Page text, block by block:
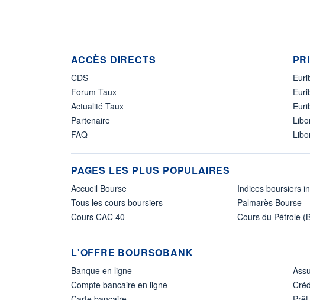
ACCÈS DIRECTS
CDS
Forum Taux
Actualité Taux
Partenaire
FAQ
PAGES LES PLUS POPULAIRES
Accueil Bourse
Tous les cours boursiers
Cours CAC 40
Indices boursiers
Palmarès Bourse
Cours du Pétrole
L'OFFRE BOURSOBANK
Banque en ligne
Compte bancaire en ligne